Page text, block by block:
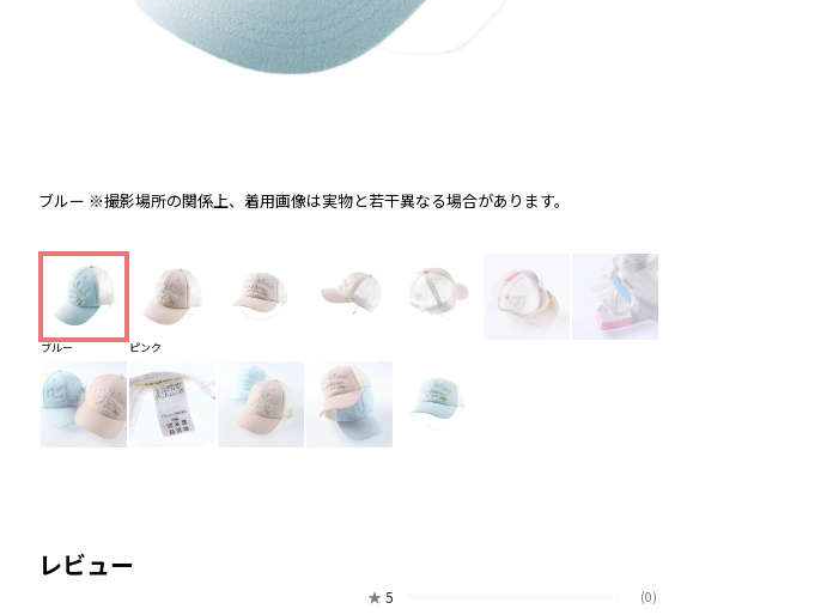
ブルー ※撮影場所の関係上、着用画像は実物と若干異なる場合があります。
ブルー ピンク
レビュー
★ 5 (0)